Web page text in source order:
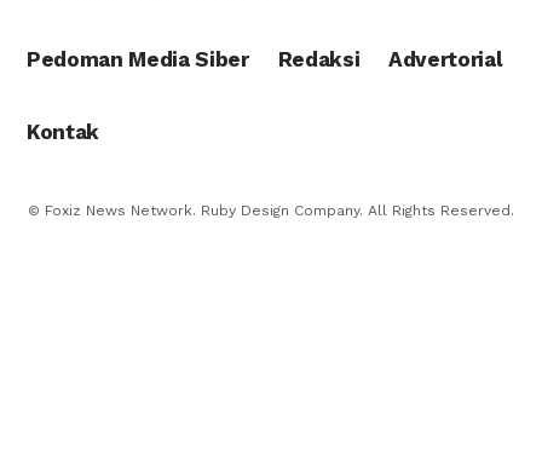
Pedoman Media Siber Redaksi Advertorial
Kontak
© Foxiz News Network. Ruby Design Company. All Rights Reserved.